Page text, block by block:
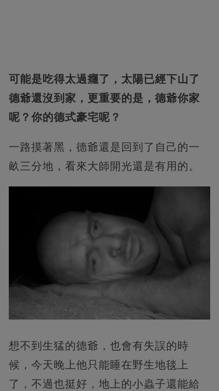
可能是吃得太過癮了，太陽已經下山了
德爺還沒到家，更重要的是，德爺你家
呢？你的德式豪宅呢？
一路摸著黑，德爺還是回到了自己的一
畝三分地，看來大師開光還是有用的。
想不到生猛的德爺，也會有失誤的時
候，今天晚上他只能睡在野生地毯上
了，不過也挺好，地上的小蟲子還能給